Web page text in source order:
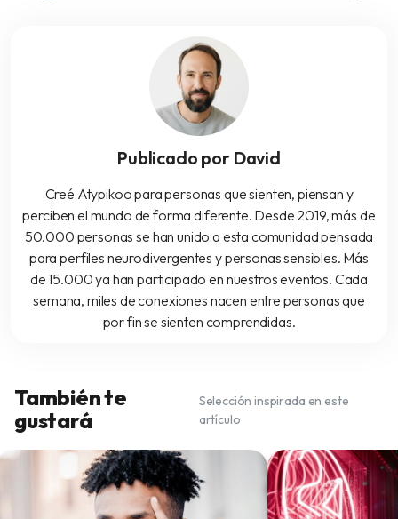
Publicado por David
Creé Atypikoo para personas que sienten, piensan y
perciben el mundo de forma diferente. Desde 2019, más de
50.000 personas se han unido a esta comunidad pensada
para perfiles neurodivergentes y personas sensibles. Más
de 15.000 ya han participado en nuestros eventos. Cada
semana, miles de conexiones nacen entre personas que
por fin se sienten comprendidas.
También te
gustará
Selección inspirada en este
artículo